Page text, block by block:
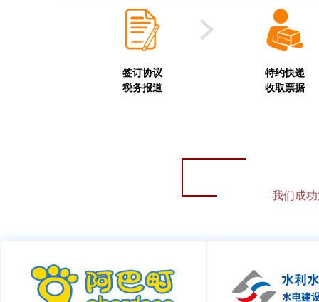
签订协议
税务报道
特约快递
收取票据
我们成